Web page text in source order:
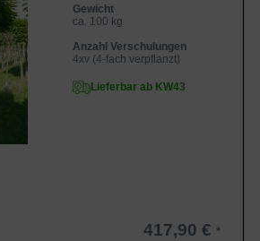
Gewicht
ca. 100 kg
Anzahl Verschulungen
4xv (4-fach verpflanzt)
Lieferbar ab KW43
417,90 €